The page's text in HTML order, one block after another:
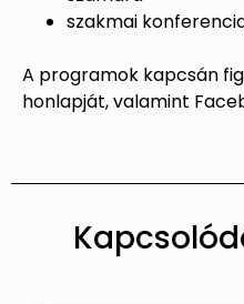
szakmai
A programok kapcsán
honlapját, valamint